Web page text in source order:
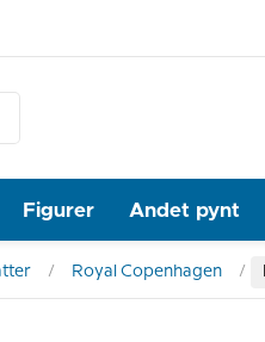
Figurer Andet pynt
Royal Copenhagen